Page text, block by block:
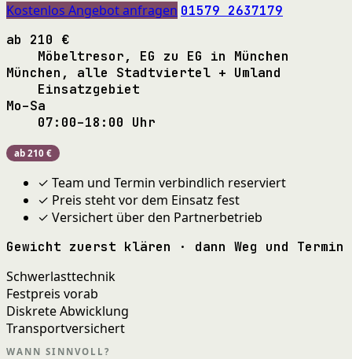
Kostenlos Angebot anfragen 01579 2637179
ab 210 €
Möbeltresor, EG zu EG in München
München, alle Stadtviertel + Umland
Einsatzgebiet
Mo–Sa
07:00–18:00 Uhr
ab 210 €
✓ Team und Termin verbindlich reserviert
✓ Preis steht vor dem Einsatz fest
✓ Versichert über den Partnerbetrieb
Gewicht zuerst klären · dann Weg und Termin
Schwerlasttechnik
Festpreis vorab
Diskrete Abwicklung
Transportversichert
WANN SINNVOLL?